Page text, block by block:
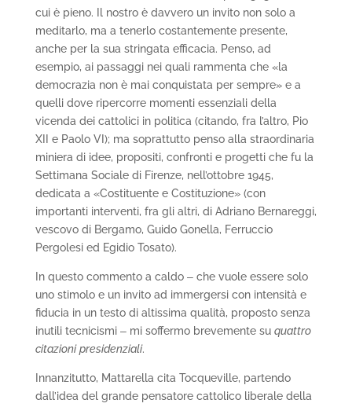
cui è pieno. Il nostro è davvero un invito non solo a
meditarlo, ma a tenerlo costantemente presente,
anche per la sua stringata efficacia. Penso, ad
esempio, ai passaggi nei quali rammenta che «la
democrazia non è mai conquistata per sempre» e a
quelli dove ripercorre momenti essenziali della
vicenda dei cattolici in politica (citando, fra l’altro, Pio
XII e Paolo VI); ma soprattutto penso alla straordinaria
miniera di idee, propositi, confronti e progetti che fu la
Settimana Sociale di Firenze, nell’ottobre 1945,
dedicata a «Costituente e Costituzione» (con
importanti interventi, fra gli altri, di Adriano Bernareggi,
vescovo di Bergamo, Guido Gonella, Ferruccio
Pergolesi ed Egidio Tosato).
In questo commento a caldo ‒ che vuole essere solo
uno stimolo e un invito ad immergersi con intensità e
fiducia in un testo di altissima qualità, proposto senza
inutili tecnicismi ‒ mi soffermo brevemente su quattro
citazioni presidenziali.
Innanzitutto, Mattarella cita Tocqueville, partendo
dall’idea del grande pensatore cattolico liberale della